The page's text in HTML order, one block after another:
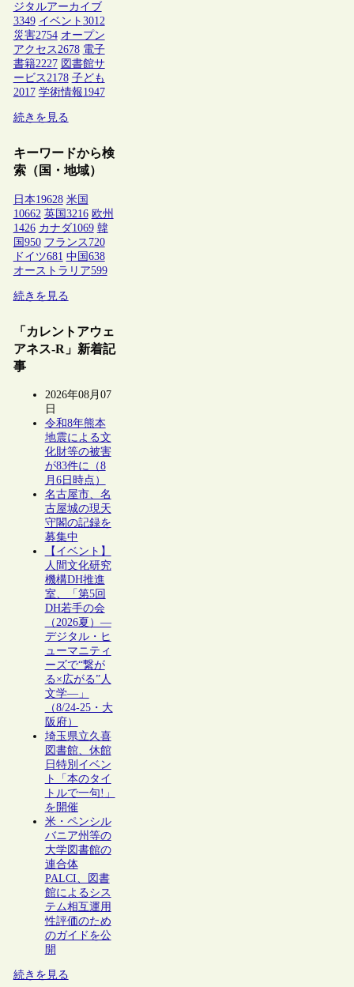
ジタルアーカイブ
3349 イベント 3012
災害2754 オープン
アクセス2678 電子
書籍2227 図書館サ
ービス2178 子ども
2017 学術情報1947
続きを見る
キーワードから検
索（国・地域）
日本19628 米国
10662 英国3216 欧州
1426 カナダ1069 韓
国950 フランス 720
ドイツ681 中国638
オーストラリア599
続きを見る
「カレントアウェ
アネス-R」新着記
事
2026年08月07
日
令和8年熊本
地震による文
化財等の被害
が83件に（8
月6日時点）
名古屋市、名
古屋城の現天
守閣の記録を
募集中
【イベント】
人間文化研究
機構DH推進
室、「第5回
DH若手の会
（2026夏）―
デジタル・ヒ
ューマニティ
ーズで“繋が
る×広がる”人
文学―」
（8/24-25・大
阪府）
埼玉県立久喜
図書館、休館
日特別イベン
ト「本のタイ
トルで一句!」
を開催
米・ペンシル
バニア州等の
大学図書館の
連合体
PALCI、図書
館によるシス
テム相互運用
性評価のため
のガイドを公
開
続きを見る